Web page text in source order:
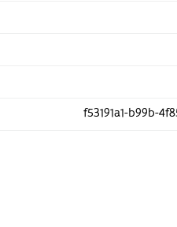
f53191a1-b99b-